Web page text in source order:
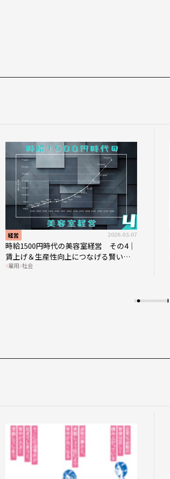
経営 2026.05.07
時給1500円時代の美容室経営 その4｜
賃上げ＆生産性向上につなげる賢い助
成金活用
雇用 社会